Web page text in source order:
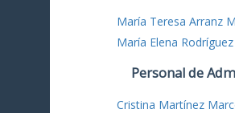
María Teresa Arranz
María Elena
Personal de
Cristina Martínez